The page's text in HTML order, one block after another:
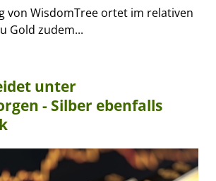
von WisdomTree ortet im relativen
Gold zudem...
unter
- Silber ebenfalls